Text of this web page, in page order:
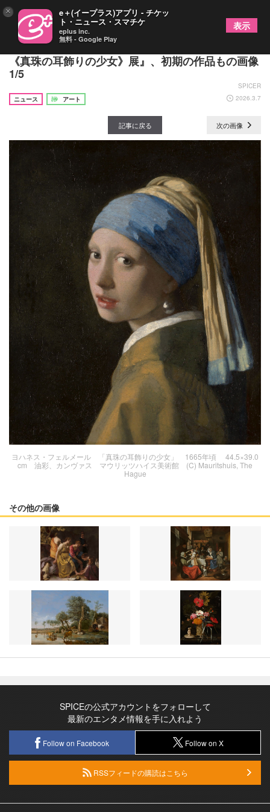
14年ぶり来日、大阪中之島美術館『フェルメール
《真珠の耳飾りの少女》展』、初期の作品もの画像
1/5
SPICER
ニュース
アート 2026.3.7
記事に戻る 次の画像
ヨハネス・フェルメール 「真珠の耳飾りの少女」 1665年頃 44.5×39.0
cm 油彩、カンヴァス マウリッツハイス美術館 (C) Mauritshuis, The
Hague
その他の画像
SPICEの公式アカウントをフォローして
最新のエンタメ情報を手に入れよう
Follow on Facebook Follow on X
RSSフィードの購読はこちら
× e＋(イープラス)アプリ - チケッ
ト・ニュース・スマチケ
eplus inc.
無料 - Google Play
表示